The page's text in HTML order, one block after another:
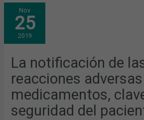
Nov
25
2019
La notificación de
reacciones
medicamentos,
seguridad del
LA
NOTIFICACIÓN
DE
LAS
REACCIONES
ADVERSAS
A
MEDICAMENTOS,
CLAVE
PARA
LA
SEGURIDAD
PACIENTE